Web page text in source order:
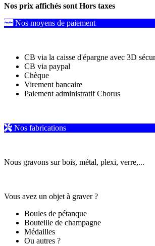
Nos prix affichés sont Hors taxes
Nos moyens de paiement
CB via la caisse d'épargne avec 3D sécur
CB via paypal
Chèque
Virement bancaire
Paiement administratif Chorus
Nos fabrications
Nous gravons sur bois, métal, plexi, verre,...
Vous avez un objet à graver ?
Boules de pétanque
Bouteille de champagne
Médailles
Ou autres ?